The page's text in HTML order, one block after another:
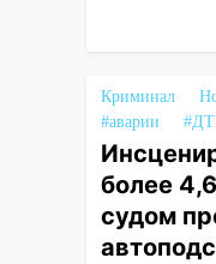
11:20
золота в
Криминал
#аварии
более
судом